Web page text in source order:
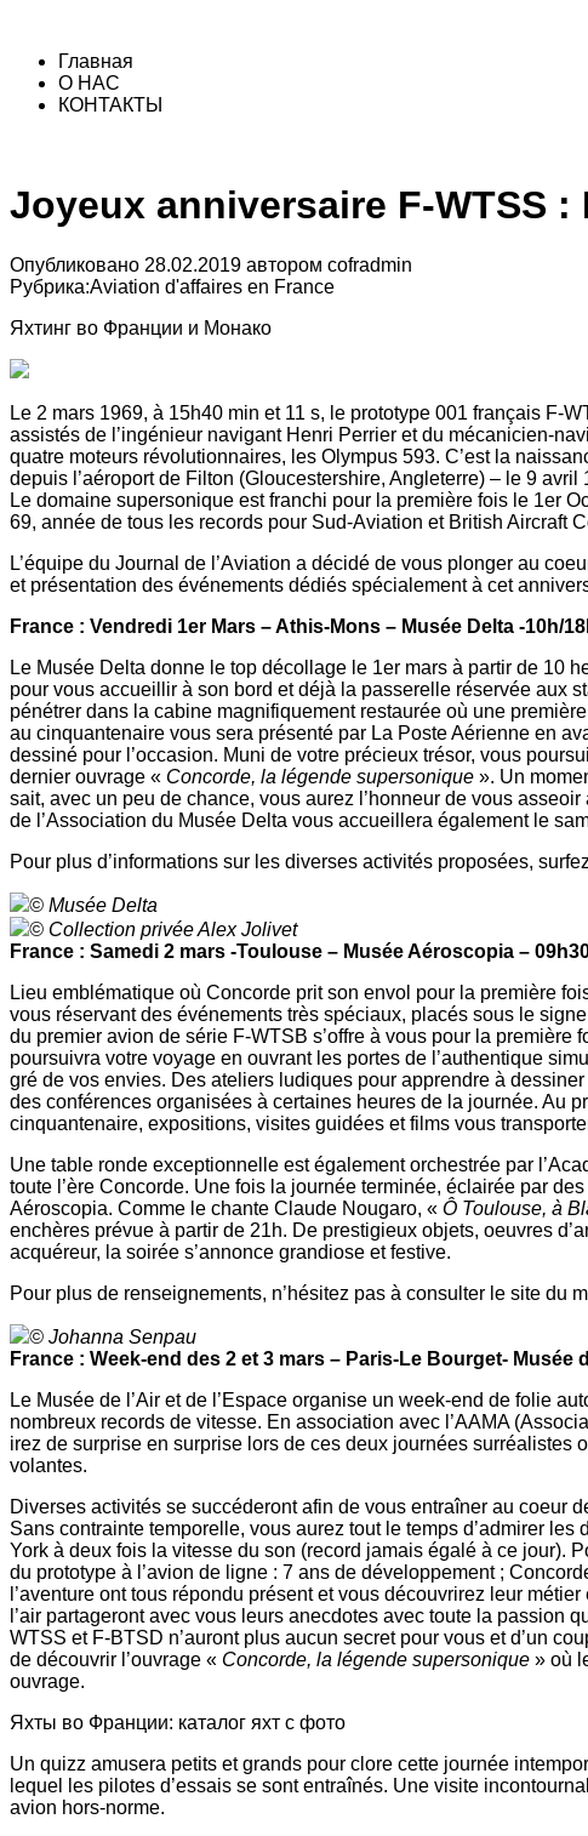
Главная
О НАС
КОНТАКТЫ
Joyeux anniversaire F-WTSS
Опубликовано 28.02.2019 автором cofradmin
Рубрика:Aviation d'affaires en France
Яхтинг во Франции и Монако
Le 2 mars 1969, à 15h40 min et 11 s, le prototype 001 français F-
assistés de l’ingénieur navigant Henri Perrier et du mécanicien-
quatre moteurs révolutionnaires, les Olympus 593. C’est la
depuis l’aéroport de Filton (Gloucestershire, Angleterre) – le 9
Le domaine supersonique est franchi pour la première fois le 1er
69, année de tous les records pour Sud-Aviation et British Aircraft
L’équipe du Journal de l’Aviation a décidé de vous plonger au
et présentation des événements dédiés spécialement à cet
France : Vendredi 1er Mars – Athis-Mons – Musée Delta -10h/
Le Musée Delta donne le top décollage le 1er mars à partir de 10
pour vous accueillir à son bord et déjà la passerelle réservée aux
pénétrer dans la cabine magnifiquement restaurée où une
au cinquantenaire vous sera présenté par La Poste Aérienne en
dessiné pour l’occasion. Muni de votre précieux trésor, vous
dernier ouvrage « Concorde, la légende supersonique ». Un
sait, avec un peu de chance, vous aurez l’honneur de vous
de l’Association du Musée Delta vous accueillera également le
Pour plus d’informations sur les diverses activités proposées,
© Musée Delta
© Collection privée Alex Jolivet
France : Samedi 2 mars -Toulouse – Musée Aéroscopia –
Lieu emblématique où Concorde prit son envol pour la première
vous réservant des événements très spéciaux, placés sous le
du premier avion de série F-WTSB s’offre à vous pour la
poursuivra votre voyage en ouvrant les portes de l’authentique
gré de vos envies. Des ateliers ludiques pour apprendre à
des conférences organisées à certaines heures de la journée. Au
cinquantenaire, expositions, visites guidées et films vous
Une table ronde exceptionnelle est également orchestrée par
toute l’ère Concorde. Une fois la journée terminée, éclairée par
Aéroscopia. Comme le chante Claude Nougaro, « Ô Toulouse, à
enchères prévue à partir de 21h. De prestigieux objets, oeuvres
acquéreur, la soirée s’annonce grandiose et festive.
Pour plus de renseignements, n’hésitez pas à consulter le site du
© Johanna Senpau
France : Week-end des 2 et 3 mars – Paris-Le Bourget- Musée
Le Musée de l’Air et de l’Espace organise un week-end de folie
nombreux records de vitesse. En association avec l’AAMA
irez de surprise en surprise lors de ces deux journées surréalistes
volantes.
Diverses activités se succéderont afin de vous entraîner au coeur
Sans contrainte temporelle, vous aurez tout le temps d’admirer
York à deux fois la vitesse du son (record jamais égalé à ce jour).
du prototype à l’avion de ligne : 7 ans de développement ;
l’aventure ont tous répondu présent et vous découvrirez leur
l’air partageront avec vous leurs anecdotes avec toute la passion
WTSS et F-BTSD n’auront plus aucun secret pour vous et d’un
de découvrir l’ouvrage « Concorde, la légende supersonique » où
ouvrage.
Яхты во Франции: каталог яхт с фото
Un quizz amusera petits et grands pour clore cette journée
lequel les pilotes d’essais se sont entraînés. Une visite
avion hors-norme.